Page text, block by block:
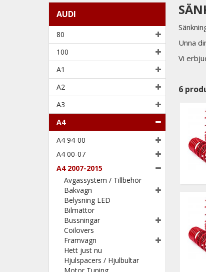
AUDI
80
100
A1
A2
A3
A4
A4 94-00
A4 00-07
A4 2007-2015
Avgassystem / Tillbehör
Bakvagn
Belysning LED
Bilmattor
Bussningar
Coilovers
Framvagn
Hett just nu
Hjulspacers / Hjulbultar
Unna
Vi
6